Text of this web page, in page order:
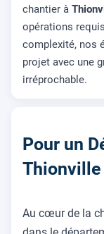
chantier à
opérations
complexité, nos
projet avec une
irréprochable.
Pour un
Thionville
Au cœur de la